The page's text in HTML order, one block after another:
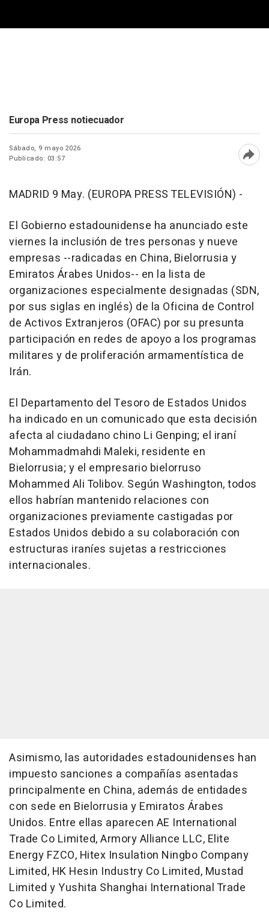
Europa Press notiecuador
Sábado, 9 mayo 2026
Publicado: 03:57
MADRID 9 May. (EUROPA PRESS TELEVISIÓN) -
El Gobierno estadounidense ha anunciado este
viernes la inclusión de tres personas y nueve
empresas --radicadas en China, Bielorrusia y
Emiratos Árabes Unidos-- en la lista de
organizaciones especialmente designadas (SDN,
por sus siglas en inglés) de la Oficina de Control
de Activos Extranjeros (OFAC) por su presunta
participación en redes de apoyo a los programas
militares y de proliferación armamentística de
Irán.
El Departamento del Tesoro de Estados Unidos
ha indicado en un comunicado que esta decisión
afecta al ciudadano chino Li Genping; el iraní
Mohammadmahdi Maleki, residente en
Bielorrusia; y el empresario bielorruso
Mohammed Ali Tolibov. Según Washington, todos
ellos habrían mantenido relaciones con
organizaciones previamente castigadas por
Estados Unidos debido a su colaboración con
estructuras iraníes sujetas a restricciones
internacionales.
Asimismo, las autoridades estadounidenses han
impuesto sanciones a compañías asentadas
principalmente en China, además de entidades
con sede en Bielorrusia y Emiratos Árabes
Unidos. Entre ellas aparecen AE International
Trade Co Limited, Armory Alliance LLC, Elite
Energy FZCO, Hitex Insulation Ningbo Company
Limited, HK Hesin Industry Co Limited, Mustad
Limited y Yushita Shanghai International Trade
Co Limited.